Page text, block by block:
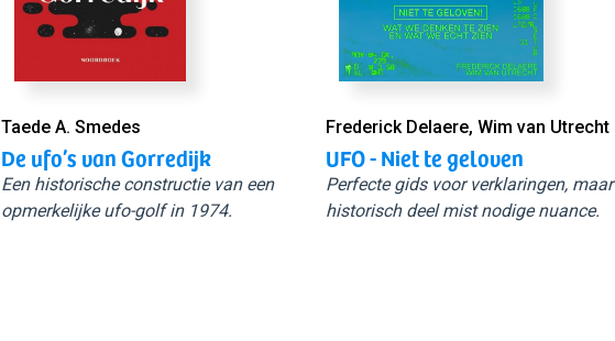
Taede A. Smedes
De ufo’s van Gorredijk
Een historische constructie van een
opmerkelijke ufo-golf in 1974.
Frederick Delaere, Wim van Utrecht
UFO - Niet te geloven
Perfecte gids voor verklaringen, maar
historisch deel mist nodige nuance.